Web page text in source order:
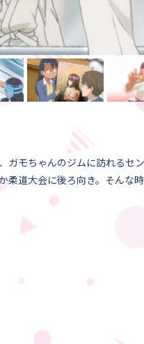
モちゃんのジムに訪れるセン
道大会に後ろ向き。そんな